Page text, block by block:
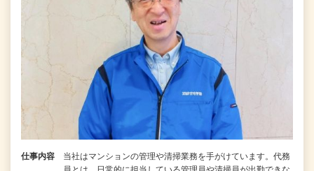
仕事内容
当社はマンションの管理や清掃業務を手がけています。代務